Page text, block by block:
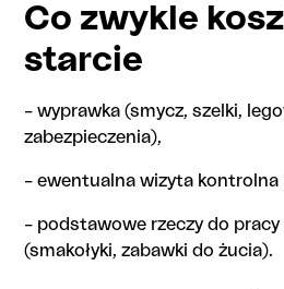
Co zwykle
starcie
– wyprawka (smycz, szelki,
zabezpieczenia),
– ewentualna wizyta kontrolna
– podstawowe rzeczy do
(smakołyki, zabawki do żucia).